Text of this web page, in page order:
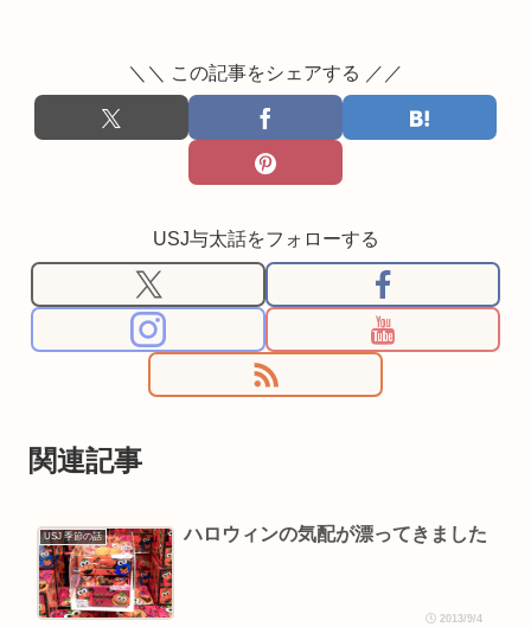
＼＼ この記事をシェアする ／／
USJ与太話をフォローする
関連記事
USJ 季節の話 ハロウィンの気配が漂ってきました
2013/9/4